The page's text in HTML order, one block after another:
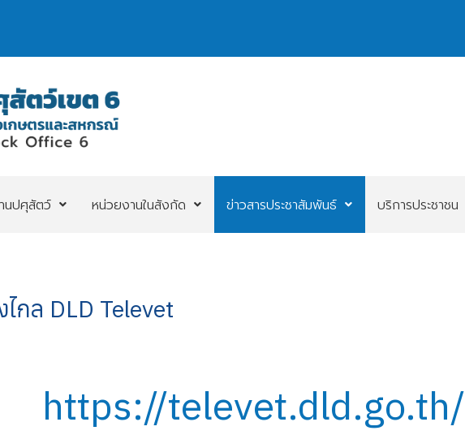
นปศุสัตว์ หน่วยงานในสังกัด ข่าวสารประชาสัมพันธ์ บริการประชาชน
กล DLD Televet
https://televet.dld.go.th/